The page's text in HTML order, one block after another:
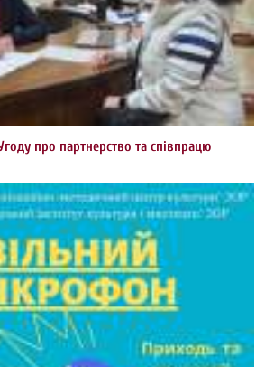
про партнерство та співпрацю